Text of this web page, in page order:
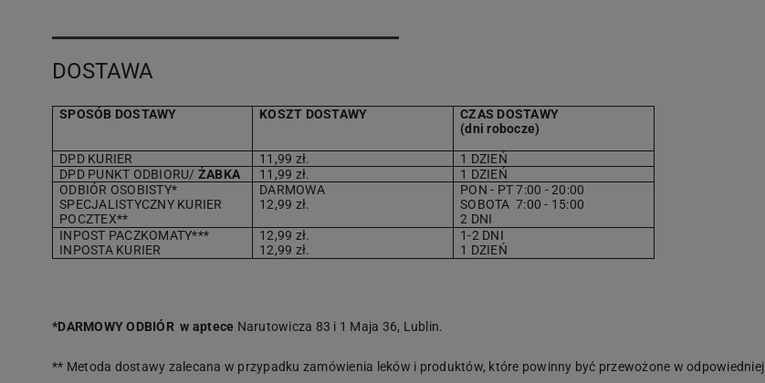
DOSTAWA
SPOSÓB DOSTAWY KOSZT DOSTAWY
CZAS DOSTAWY
(dni robocze)
DPD KURIER 11,99 zł.
1 DZIEŃ
DPD PUNKT ODBIORU/ ŻABKA 11,99 zł.
1 DZIEŃ
ODBIÓR OSOBISTY*
SPECJALISTYCZNY KURIER
POCZTEX**
DARMOWA
12,99 zł.
PON - PT 7:00 - 20:00
SOBOTA 7:00 - 15:00
2 DNI
INPOST PACZKOMATY***
INPOSTA KURIER
12,99 zł.
12,99 zł.
1-2 DNI
1 DZIEŃ
*DARMOWY ODBIÓR w aptece Narutowicza 83 i 1 Maja 36, Lublin.
** Metoda dostawy zalecana w przypadku zamówienia leków i produktów, które powinny być przewożone w odpowiedniej